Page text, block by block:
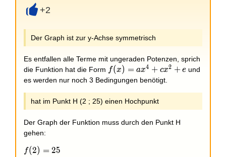
+2
Der Graph ist zur y-Achse symmetrisch
Es entfallen alle Terme mit ungeraden Potenzen, sprich
die Funktion hat die Form f(x)=ax^4+cx^2+e
f(x) = ax4 + cx2 + e und
es werden nur noch 3 Bedingungen benötigt.
hat im Punkt H (2 ; 25) einen Hochpunkt
Der Graph der Funktion muss durch den Punkt H
gehen:
f(2)=25
f(2) = 25